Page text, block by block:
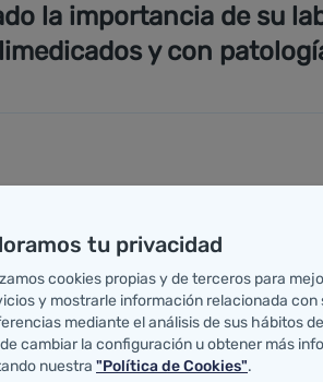
la importancia de su
y con
con el presidente de la
labor que desempeñan sus
a cada paciente y su
valor su función como uno de
segura, eficaz y eficiente de los
tu privacidad
cookies propias y de terceros para
y mostrarle información relacionada con
mediante el análisis de sus hábitos
cambiar la configuración u obtener más
nuestra "Política de Cookies".